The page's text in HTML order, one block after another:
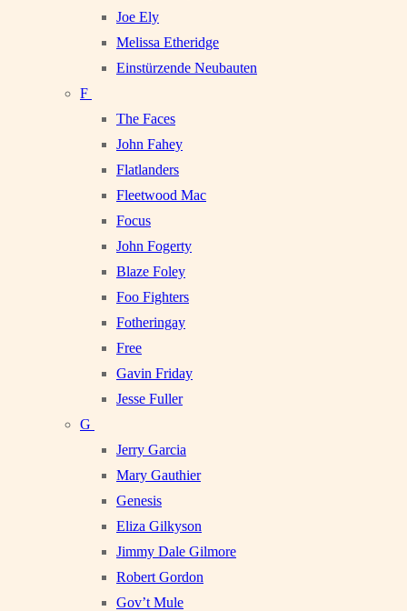
Joe Ely
Melissa Etheridge
Einstürzende Neubauten
F
The Faces
John Fahey
Flatlanders
Fleetwood Mac
Focus
John Fogerty
Blaze Foley
Foo Fighters
Fotheringay
Free
Gavin Friday
Jesse Fuller
G
Jerry Garcia
Mary Gauthier
Genesis
Eliza Gilkyson
Jimmy Dale Gilmore
Robert Gordon
Gov’t Mule